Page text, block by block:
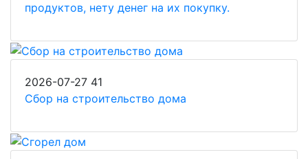
продуктов, нету денег на их покупку.
2026-07-27 41
Сбор на строительство дома